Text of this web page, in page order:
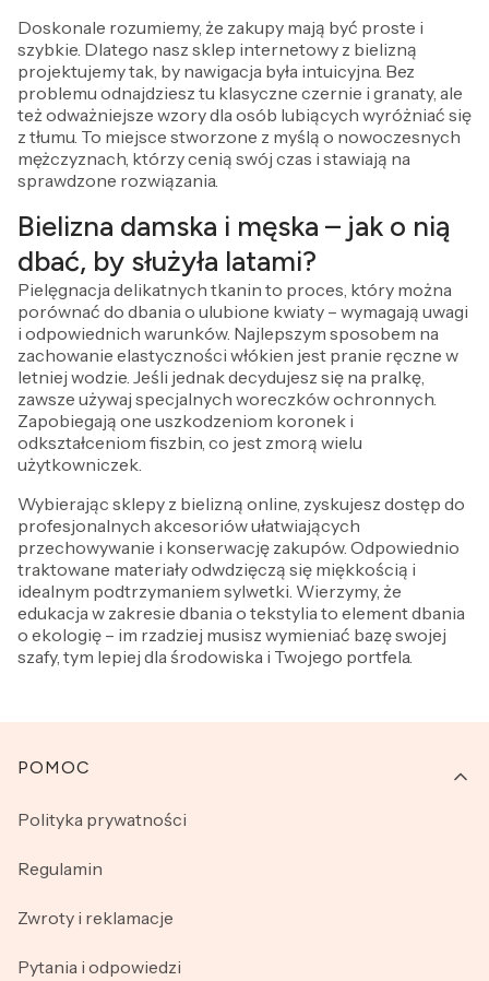
Doskonale rozumiemy, że zakupy mają być proste i
szybkie. Dlatego nasz sklep internetowy z bielizną
projektujemy tak, by nawigacja była intuicyjna. Bez
problemu odnajdziesz tu klasyczne czernie i granaty, ale
też odważniejsze wzory dla osób lubiących wyróżniać się
z tłumu. To miejsce stworzone z myślą o nowoczesnych
mężczyznach, którzy cenią swój czas i stawiają na
sprawdzone rozwiązania.
Bielizna damska i męska – jak o nią
dbać, by służyła latami?
Pielęgnacja delikatnych tkanin to proces, który można
porównać do dbania o ulubione kwiaty – wymagają uwagi
i odpowiednich warunków. Najlepszym sposobem na
zachowanie elastyczności włókien jest pranie ręczne w
letniej wodzie. Jeśli jednak decydujesz się na pralkę,
zawsze używaj specjalnych woreczków ochronnych.
Zapobiegają one uszkodzeniom koronek i
odkształceniom fiszbin, co jest zmorą wielu
użytkowniczek.
Wybierając sklepy z bielizną online, zyskujesz dostęp do
profesjonalnych akcesoriów ułatwiających
przechowywanie i konserwację zakupów. Odpowiednio
traktowane materiały odwdzięczą się miękkością i
idealnym podtrzymaniem sylwetki. Wierzymy, że
edukacja w zakresie dbania o tekstylia to element dbania
o ekologię – im rzadziej musisz wymieniać bazę swojej
szafy, tym lepiej dla środowiska i Twojego portfela.
Linki w stopce
POMOC
Polityka prywatności
Regulamin
Zwroty i reklamacje
Pytania i odpowiedzi